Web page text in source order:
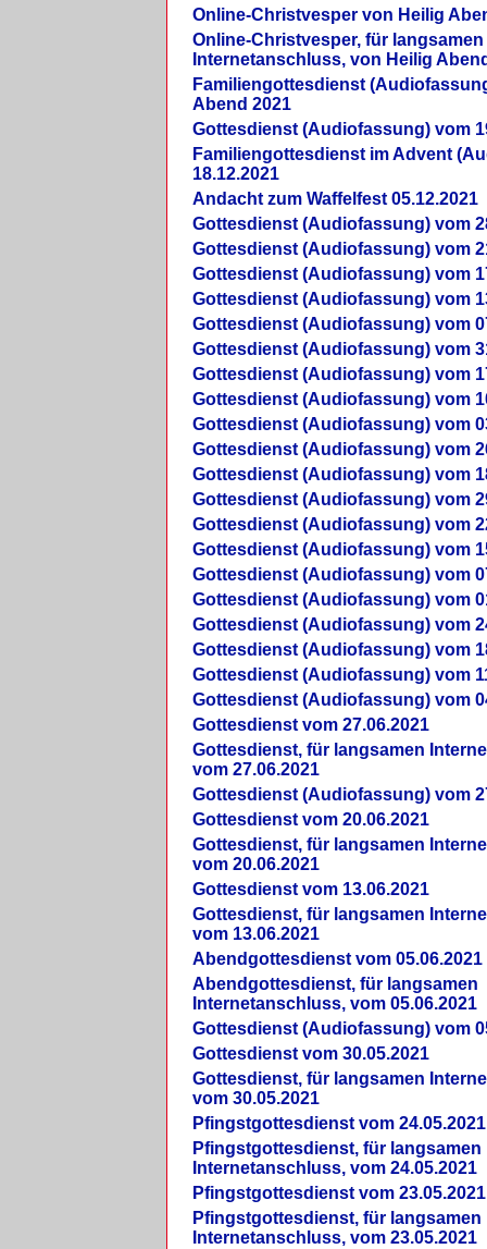
Online-Christvesper von Heilig
Online-Christvesper, für langsamen
Internetanschluss, von Heilig
Familiengottesdienst
Abend 2021
Gottesdienst (Audiofassung) vom
Familiengottesdienst im Advent
18.12.2021
Andacht zum Waffelfest 05.12.2021
Gottesdienst (Audiofassung) vom
Gottesdienst (Audiofassung) vom
Gottesdienst (Audiofassung) vom
Gottesdienst (Audiofassung) vom
Gottesdienst (Audiofassung) vom
Gottesdienst (Audiofassung) vom
Gottesdienst (Audiofassung) vom
Gottesdienst (Audiofassung) vom
Gottesdienst (Audiofassung) vom
Gottesdienst (Audiofassung) vom
Gottesdienst (Audiofassung) vom
Gottesdienst (Audiofassung) vom
Gottesdienst (Audiofassung) vom
Gottesdienst (Audiofassung) vom
Gottesdienst (Audiofassung) vom
Gottesdienst (Audiofassung) vom
Gottesdienst (Audiofassung) vom
Gottesdienst (Audiofassung) vom
Gottesdienst (Audiofassung) vom
Gottesdienst (Audiofassung) vom
Gottesdienst vom 27.06.2021
Gottesdienst, für langsamen
vom 27.06.2021
Gottesdienst (Audiofassung) vom
Gottesdienst vom 20.06.2021
Gottesdienst, für langsamen
vom 20.06.2021
Gottesdienst vom 13.06.2021
Gottesdienst, für langsamen
vom 13.06.2021
Abendgottesdienst vom 05.06.2021
Abendgottesdienst, für langsamen
Internetanschluss, vom 05.06.2021
Gottesdienst (Audiofassung) vom
Gottesdienst vom 30.05.2021
Gottesdienst, für langsamen
vom 30.05.2021
Pfingstgottesdienst vom 24.05.2021
Pfingstgottesdienst, für langsamen
Internetanschluss, vom 24.05.2021
Pfingstgottesdienst vom 23.05.2021
Pfingstgottesdienst, für langsamen
Internetanschluss, vom 23.05.2021